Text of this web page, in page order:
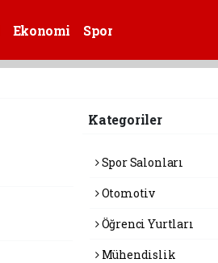
Ekonomi Spor
Kategoriler
Spor Salonları
Otomotiv
Öğrenci Yurtları
Mühendislik